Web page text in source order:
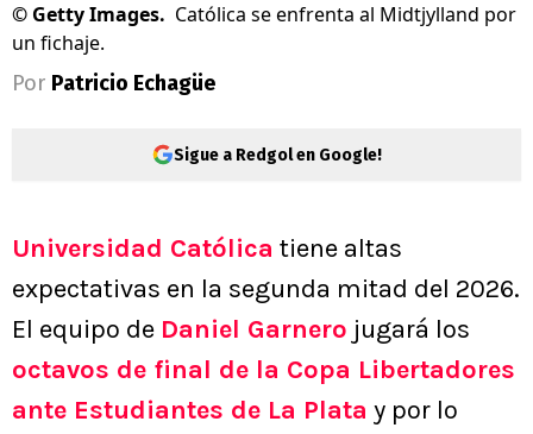
© Getty Images. Católica se enfrenta al Midtjylland por
un fichaje.
Por Patricio Echagüe
Sigue a Redgol en Google!
Universidad Católica tiene altas
expectativas en la segunda mitad del 2026.
El equipo de Daniel Garnero jugará los
octavos de final de la Copa Libertadores
ante Estudiantes de La Plata y por lo